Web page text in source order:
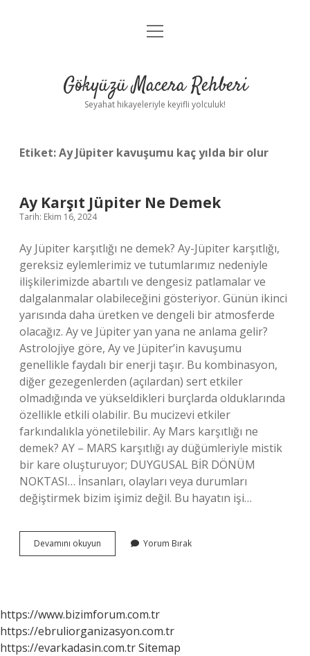
Anasayfa
Yasal Uyarı
menüyü
Gökyüzü Macera Rehberi
Seyahat hikayeleriyle keyifli yolculuk!
Etiket:Ay Jüpiter kavuşumu kaç yılda bir olur
Ay Karşıt Jüpiter Ne Demek
Tarih: Ekim 16, 2024
Ay Jüpiter karşıtlığı ne demek? Ay-Jüpiter karşıtlığı,
gereksiz eylemlerimiz ve tutumlarımız nedeniyle
ilişkilerimizde abartılı ve dengesiz patlamalar ve
dalgalanmalar olabileceğini gösteriyor. Günün ikinci
yarısında daha üretken ve dengeli bir atmosferde
olacağız. Ay ve Jüpiter yan yana ne anlama gelir?
Astrolojiye göre, Ay ve Jüpiter’in kavuşumu
genellikle faydalı bir enerji taşır. Bu kombinasyon,
diğer gezegenlerden (açılardan) sert etkiler
olmadığında ve yükseldikleri burçlarda olduklarında
özellikle etkili olabilir. Bu mucizevi etkiler
farkındalıkla yönetilebilir. Ay Mars karşıtlığı ne
demek? AY – MARS karşıtlığı ay düğümleriyle mistik
bir kare oluşturuyor; DUYGUSAL BİR DÖNÜM
NOKTASI… İnsanları, olayları veya durumları
değiştirmek bizim işimiz değil. Bu hayatın işi…
Devamını okuyun
Karşıt
Yorum Bırak
https://www.bizimforum.com.tr
https://ebruliorganizasyon.com.tr
https://evarkadasin.com.trSitemap